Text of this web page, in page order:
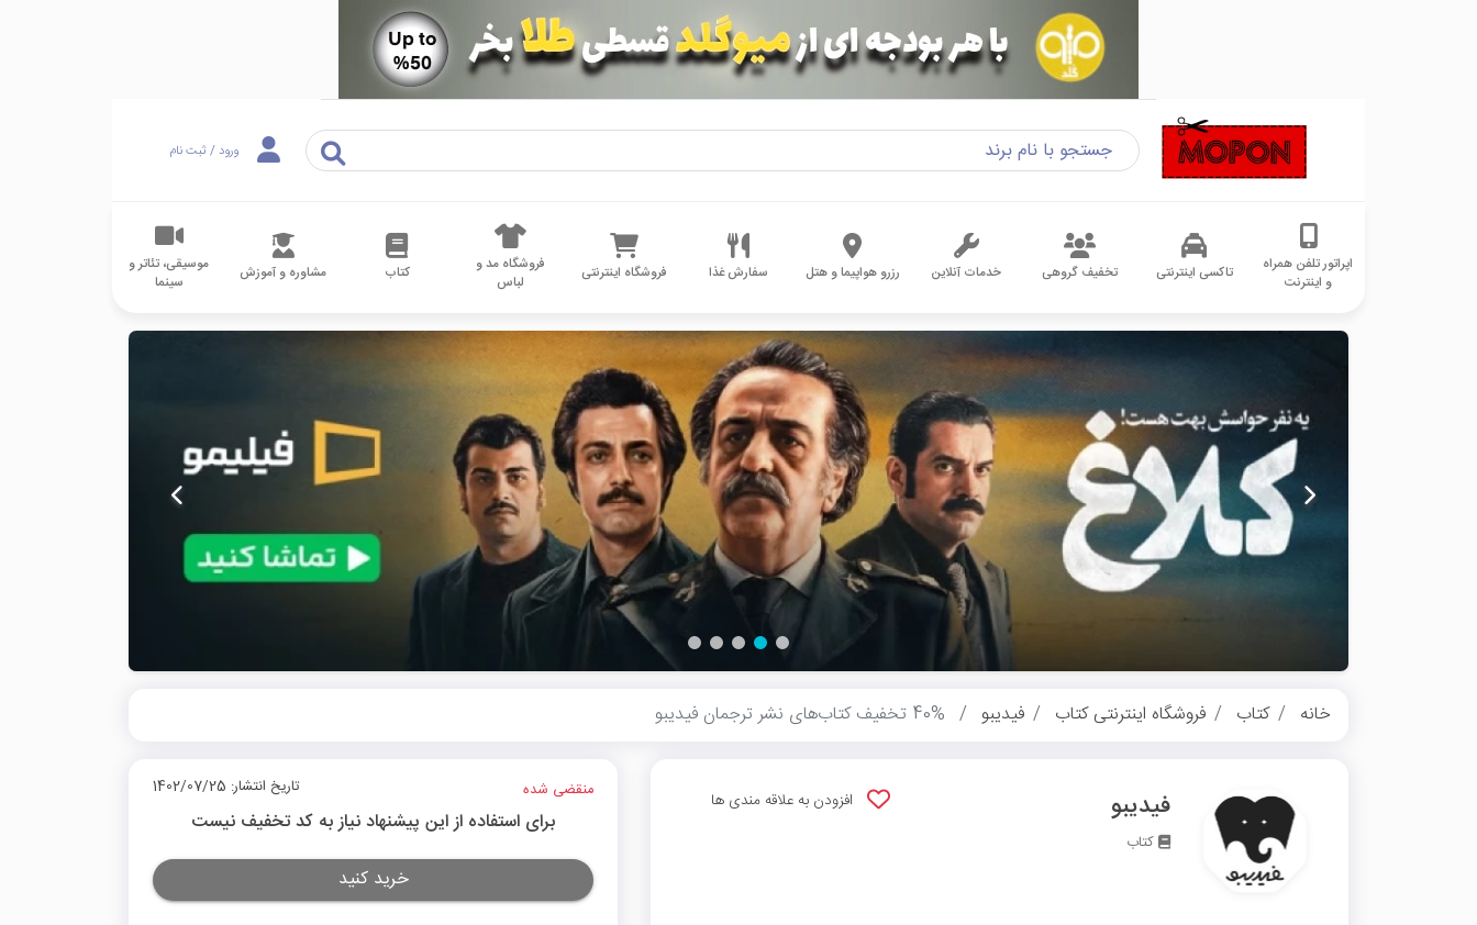
ورود / ثبت نام
اپراتور تلفن همراه
و اینترنت
تاکسی اینترنتی تخفیف گروهی خدمات آنلاین رزرو هواپیما و هتل سفارش غذا فروشگاه اینترنتی
فروشگاه مد و
لباس
کتاب مشاوره و آموزش
موسیقی، تئاتر و
سینما
خانه کتاب فروشگاه اینترنتی کتاب فیدیبو
فیدیبو
کتاب
افزودن به علاقه مندی ها منقضی شده تاریخ انتشار: 1402/07/25
برای استفاده از این پیشنهاد نیاز به کد تخفیف نیست
خرید کنید